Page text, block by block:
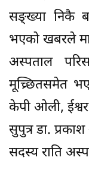
सङ्ख्या निकै
भएको खबरले
अस्पताल
मूच्र्छितसमेत
केपी ओली,
सुपुत्र डा.
सदस्य राति